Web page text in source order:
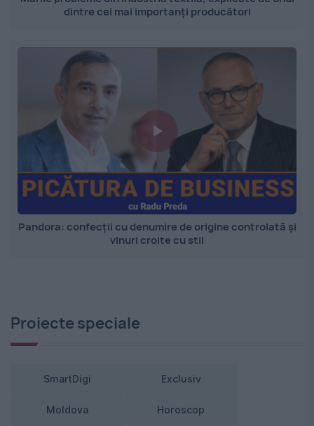
dintre cei mai importanți producători
Pandora: confecții cu denumire de origine controlată și
vinuri croite cu stil
Proiecte speciale
SmartDigi Exclusiv
Moldova Horoscop